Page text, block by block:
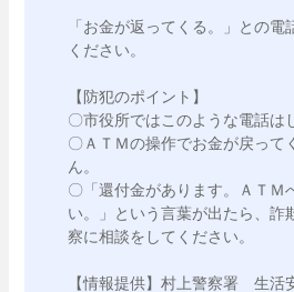
「お金が返ってくる。」との電
ください。
【防犯のポイント】
〇市役所ではこのような電話は
〇ＡＴＭの操作でお金が戻って
ん。
〇「還付金があります。ＡＴＭ
い。」という言葉が出たら、詐
察に相談をしてください。
【情報提供】村上警察署　生